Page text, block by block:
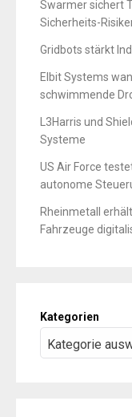
Swarmer sichert
Sicherheits-
Gridbots stärkt
Elbit Systems
schwimmende
L3Harris und
Systeme
US Air Force
autonome
Rheinmetall
Fahrzeuge
Kategorien